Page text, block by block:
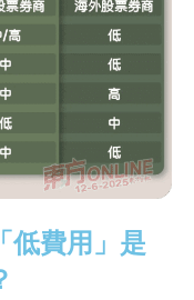
低費用」是